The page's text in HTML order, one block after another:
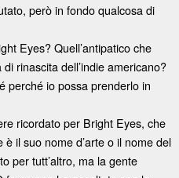
però in fondo qualcosa di
Eyes? Quell’antipatico che
rinascita dell’indie americano?
perché io possa prenderlo in
ricordato per Bright Eyes, che
il suo nome d’arte o il nome del
per tutt’altro, ma la gente